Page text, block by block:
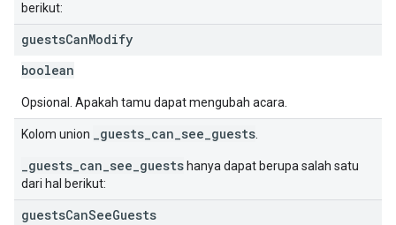
berikut:
guestsCanModify
boolean
Opsional. Apakah tamu dapat mengubah acara.
Kolom union _guests_can_see_guests
_guests_can_see_guests hanya dapat berupa salah satu
dari hal berikut:
guestsCanSeeGuests